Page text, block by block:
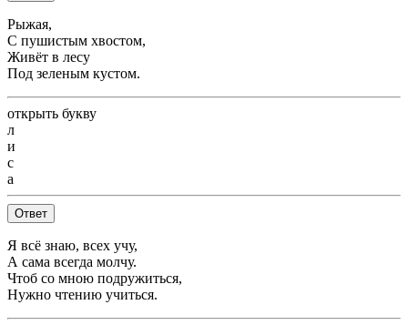
Рыжая,
С пушистым хвостом,
Живёт в лесу
Под зеленым кустом.
открыть букву
л
и
с
а
Ответ
Я всё знаю, всех учу,
А сама всегда молчу.
Чтоб со мною подружиться,
Нужно чтению учиться.